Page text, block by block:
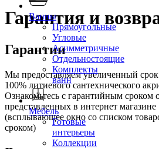
Ванны
Прямоугольные
Угловые
Асимметричные
Отдельностоящие
Комплекты
ванн
Мебель
Готовые
интерьеры
Коллекции
Гарантия и
Гарантии
Мы предоставляем увеличенный
100% литиевого сантехнического
Ознакомьтесь с гарантийным сроком
представленных в интернет
(всплывающее окно со списком
сроком)